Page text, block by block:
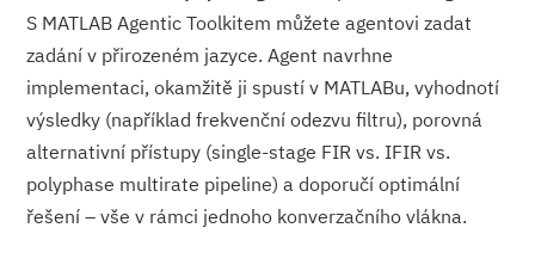
S MATLAB Agentic Toolkitem můžete agentovi zadat
zadání v přirozeném jazyce. Agent navrhne
implementaci, okamžitě ji spustí v MATLABu, vyhodnotí
výsledky (například frekvenční odezvu filtru), porovná
alternativní přístupy (single-stage FIR vs. IFIR vs.
polyphase multirate pipeline) a doporučí optimální
řešení – vše v rámci jednoho konverzačního vlákna.